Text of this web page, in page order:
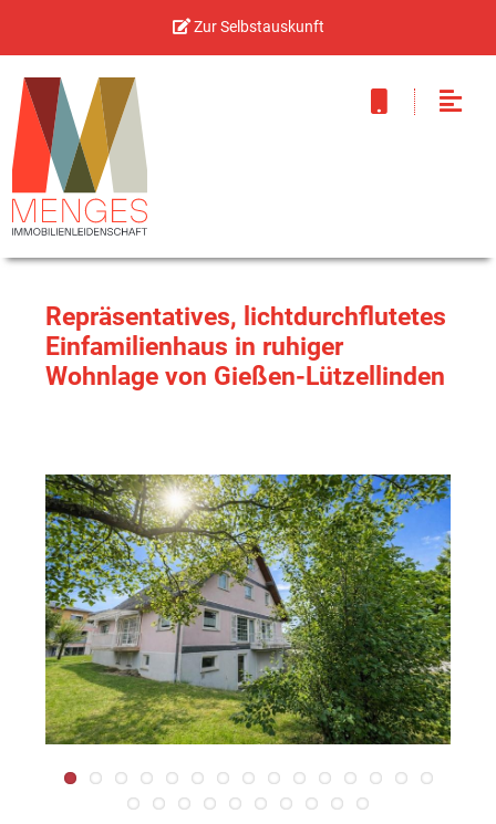
Zur Selbstauskunft
Repräsentatives, lichtdurchflutetes
Einfamilienhaus in ruhiger
Wohnlage von Gießen-Lützellinden